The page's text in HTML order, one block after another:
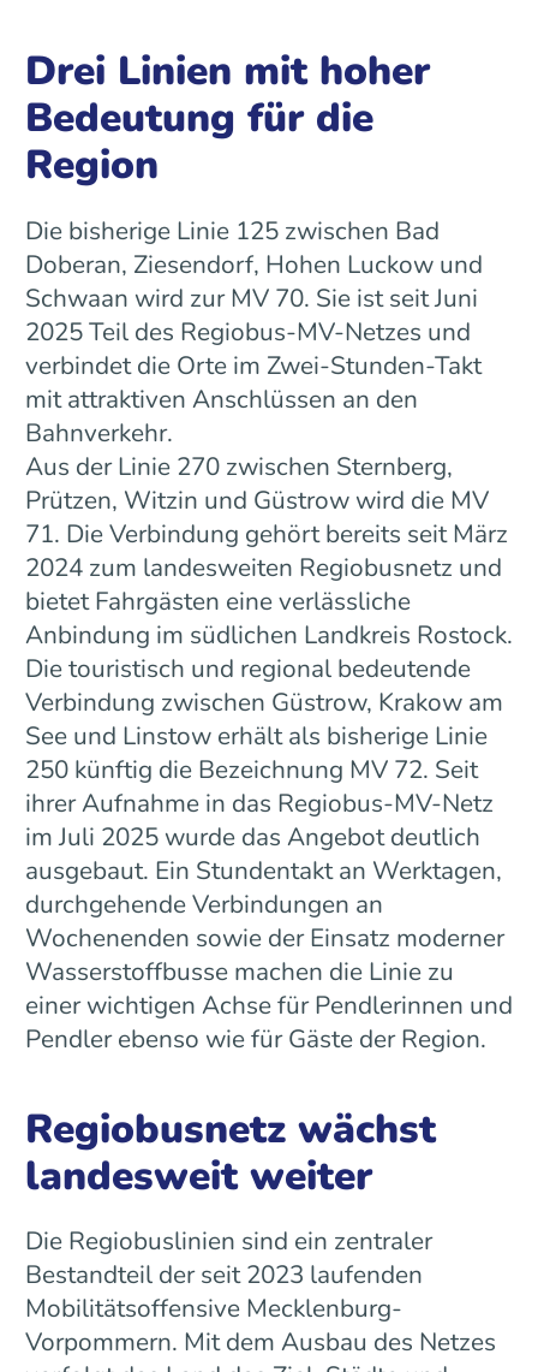
Drei Linien mit hoher
Bedeutung für die
Region
Die bisherige Linie 125 zwischen Bad
Doberan, Ziesendorf, Hohen Luckow und
Schwaan wird zur MV 70. Sie ist seit Juni
2025 Teil des Regiobus-MV-Netzes und
verbindet die Orte im Zwei-Stunden-Takt
mit attraktiven Anschlüssen an den
Bahnverkehr.
Aus der Linie 270 zwischen Sternberg,
Prützen, Witzin und Güstrow wird die MV
71. Die Verbindung gehört bereits seit März
2024 zum landesweiten Regiobusnetz und
bietet Fahrgästen eine verlässliche
Anbindung im südlichen Landkreis Rostock.
Die touristisch und regional bedeutende
Verbindung zwischen Güstrow, Krakow am
See und Linstow erhält als bisherige Linie
250 künftig die Bezeichnung MV 72. Seit
ihrer Aufnahme in das Regiobus-MV-Netz
im Juli 2025 wurde das Angebot deutlich
ausgebaut. Ein Stundentakt an Werktagen,
durchgehende Verbindungen an
Wochenenden sowie der Einsatz moderner
Wasserstoffbusse machen die Linie zu
einer wichtigen Achse für Pendlerinnen und
Pendler ebenso wie für Gäste der Region.
Regiobusnetz wächst
landesweit weiter
Die Regiobuslinien sind ein zentraler
Bestandteil der seit 2023 laufenden
Mobilitätsoffensive Mecklenburg-
Vorpommern. Mit dem Ausbau des Netzes